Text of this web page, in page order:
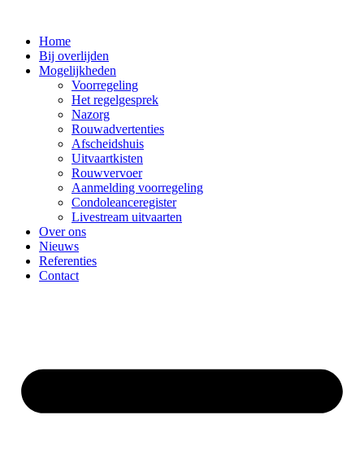
inhoud
Home
Bij overlijden
Mogelijkheden
Voorregeling
Het regelgesprek
Nazorg
Rouwadvertenties
Afscheidshuis
Uitvaartkisten
Rouwvervoer
Aanmelding voorregeling
Condoleanceregister
Livestream uitvaarten
Over ons
Nieuws
Referenties
Contact